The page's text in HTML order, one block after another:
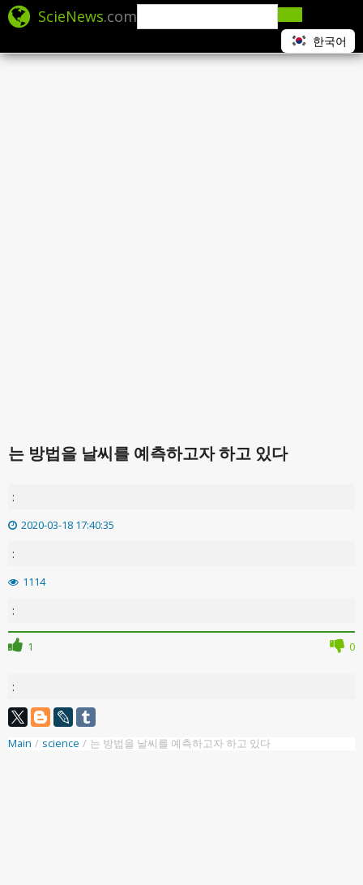
ScieNews.com
한국어
는 방법을 날씨를 예측하고자 하고 있다
:
2020-03-18 17:40:35
:
1114
:
1 0
:
Main / science / 는 방법을 날씨를 예측하고자 하고 있다